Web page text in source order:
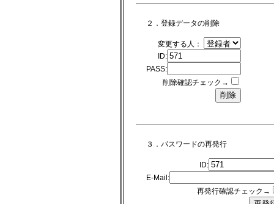
２．登録データの削除
変更する人：
ID:
PASS:
削除確認チェック→
３．パスワードの再発行
ID:
E-Mail:
再発行確認チェック→